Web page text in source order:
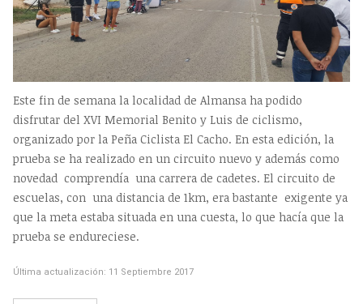
Este fin de semana la localidad de Almansa ha podido
disfrutar del XVI Memorial Benito y Luis de ciclismo,
organizado por la Peña Ciclista El Cacho. En esta edición, la
prueba se ha realizado en un circuito nuevo y además como
novedad comprendía una carrera de cadetes. El circuito de
escuelas, con una distancia de 1km, era bastante exigente ya
que la meta estaba situada en una cuesta, lo que hacía que la
prueba se endureciese.
Última actualización: 11 Septiembre 2017